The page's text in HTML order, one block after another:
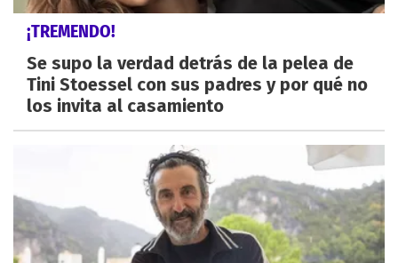
¡TREMENDO!
Se supo la verdad detrás de la pelea de
Tini Stoessel con sus padres y por qué no
los invita al casamiento